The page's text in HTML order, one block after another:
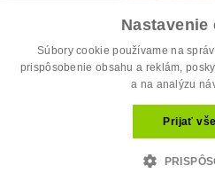
Nastavenie
Súbory cookie používame na
prispôsobenie obsahu a reklám,
a na analýzu
Prijať